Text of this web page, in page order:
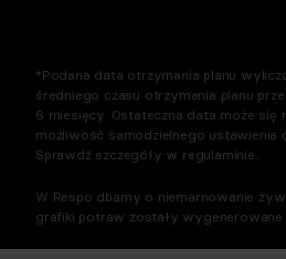
*Podana data otrzymania planu
średniego czasu otrzymania planu
6 miesięcy. Ostateczna data może się
możliwość samodzielnego ustawienia
Sprawdź szczegóły w regulaminie.
W Respo dbamy o niemarnowanie
grafiki potraw zostały wygenerowane